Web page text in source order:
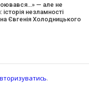
— але не
історія незламності
Євгенія Холодницького
.